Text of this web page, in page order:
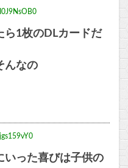
ら1枚のDLカードだ
んなの
いった喜びは子供の